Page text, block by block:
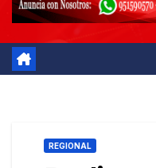
REGIONAL